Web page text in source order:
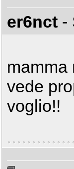
er6nct -
mamma
vede
voglio!!